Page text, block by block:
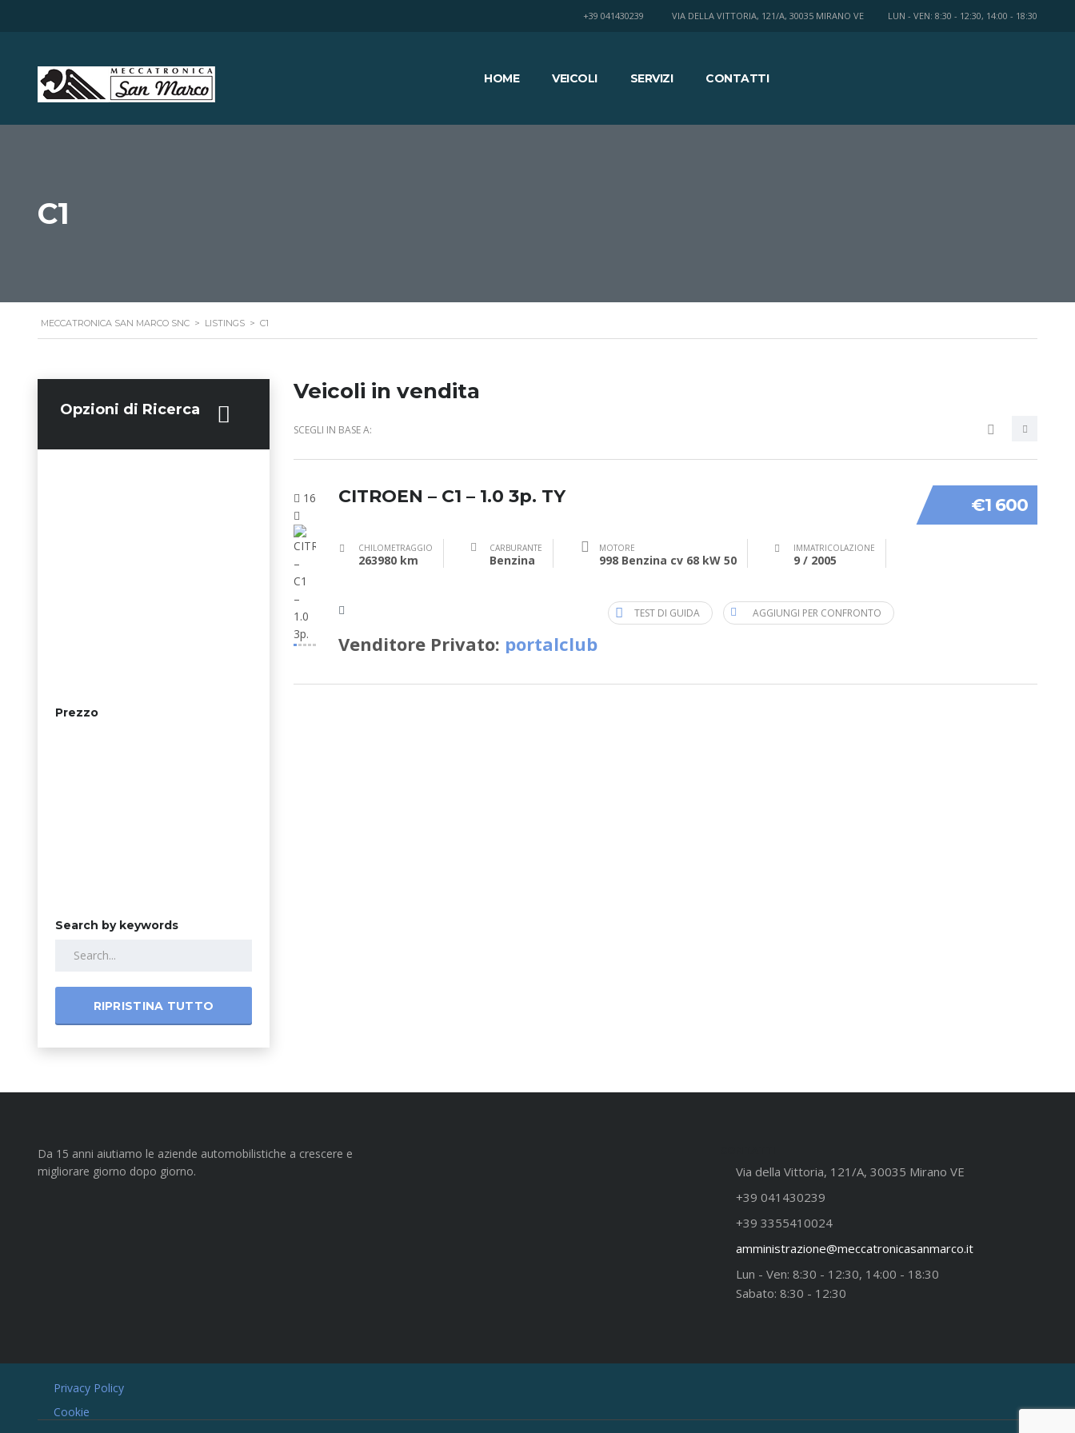
LUN - VEN: 8:30 - 12:30, 14:00 - 18:30
VIA DELLA VITTORIA, 121/A, 30035 MIRANO VE
+39 041430239
HOME VEICOLI SERVIZI CONTATTI
C1
MECCATRONICA SAN MARCO SNC > LISTINGS > C1
Opzioni di Ricerca
Prezzo
Search by keywords
RIPRISTINA TUTTO
Veicoli in vendita
SCEGLI IN BASE A:
16 €1 600
CITROEN – C1 – 1.0 3p. TY
CHILOMETRAGGIO
263980 km
CARBURANTE
Benzina
MOTORE
998 Benzina cv 68 kW 50
IMMATRICOLAZIONE
9 / 2005
Venditore Privato: portalclub
TEST DI GUIDA AGGIUNGI PER CONFRONTO
Da 15 anni aiutiamo le aziende automobilistiche a crescere e
migliorare giorno dopo giorno.
Via della Vittoria, 121/A, 30035 Mirano VE
+39 041430239
+39 3355410024
amministrazione@meccatronicasanmarco.it
Lun - Ven: 8:30 - 12:30, 14:00 - 18:30
Sabato: 8:30 - 12:30
Privacy Policy
Cookie